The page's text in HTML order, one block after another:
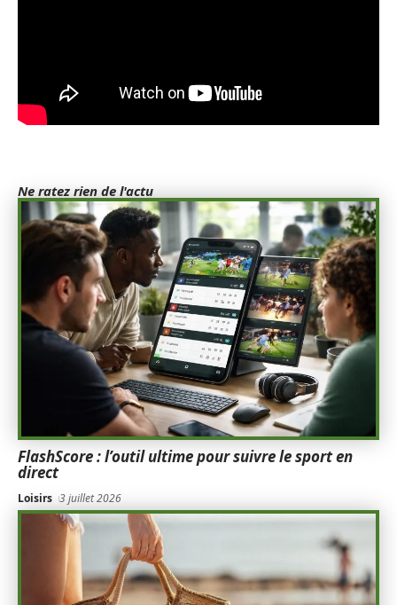
Ne ratez rien de l'actu
FlashScore : l’outil ultime pour suivre le sport en
direct
Loisirs 3 juillet 2026